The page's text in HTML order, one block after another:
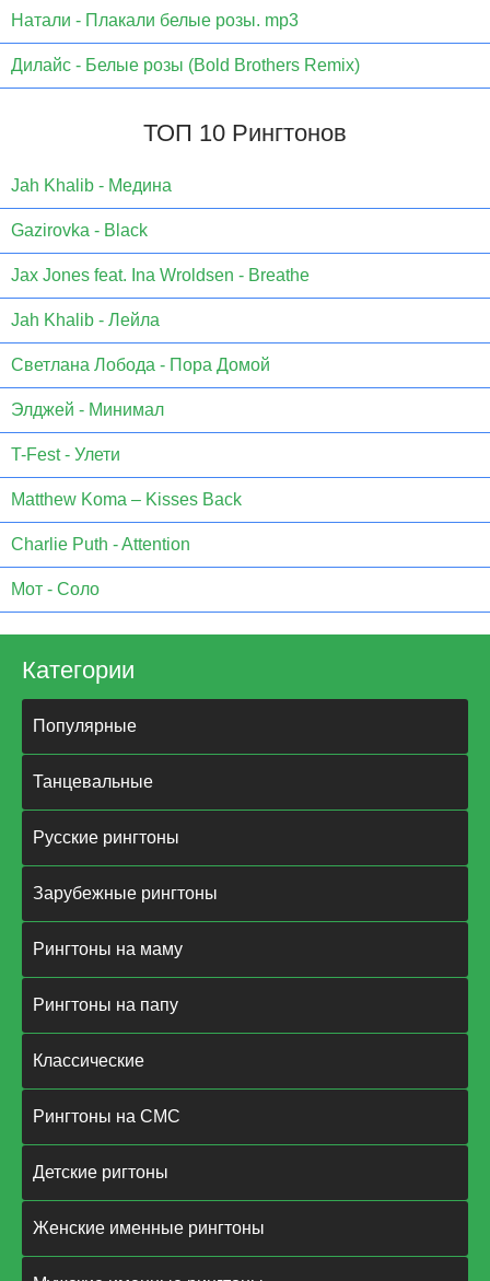
Натали - Плакали белые розы. mp3
Дилайс - Белые розы (Bold Brothers Remix)
ТОП 10 Рингтонов
Jаh Khаlib - Медина
Gazirovka - Black
Jax Jones feat. Ina Wroldsen - Breathe
Jah Khalib - Лейла
Светлана Лобода - Пора Домой
Элджей - Минимал
T-Fest - Улети
Matthew Koma – Kisses Back
Charlie Puth - Attention
Мот - Соло
Категории
Популярные
Танцевальные
Русские рингтоны
Зарубежные рингтоны
Рингтоны на маму
Рингтоны на папу
Классические
Рингтоны на СМС
Детские ригтоны
Женские именные рингтоны